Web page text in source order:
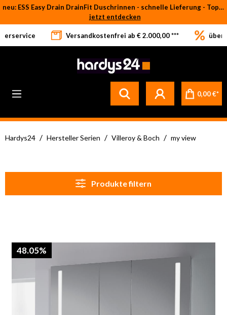
Zum Hauptinhalt springen
neu: ESS Easy Drain DrainFit Duschrinnen - schnelle Lieferung - Top-Preise
jetzt entdecken
Versandkostenfrei ab € 2.000,00 *** über
0,00 €*
Hardys24 / Hersteller Serien / Villeroy & Boch / my view
Produkte filtern
48.05%